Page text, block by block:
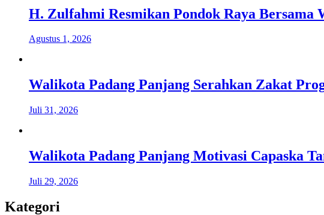
H. Zulfahmi Resmikan Pondok Raya
Agustus 1, 2026
Walikota Padang Panjang Serahkan Zakat
Juli 31, 2026
Walikota Padang Panjang Motivasi Capaska
Juli 29, 2026
Kategori